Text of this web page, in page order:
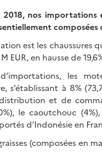
nos importations
est les chaussures
en hausse de
les
s’établissant à 8%
et de
le caoutchouc
d’Indonésie en
(composées en